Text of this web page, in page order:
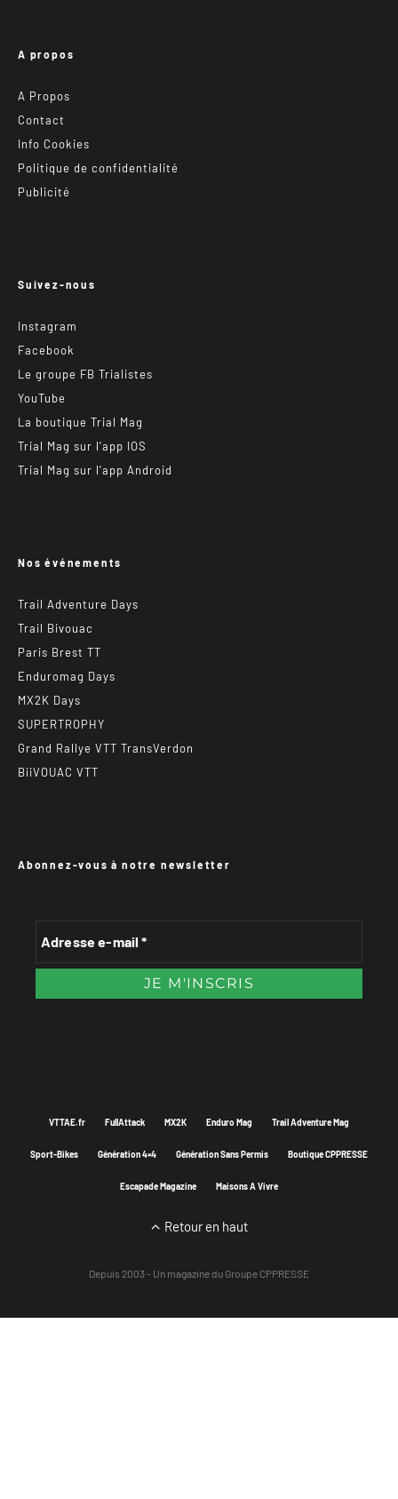
A propos
A Propos
Contact
Info Cookies
Politique de confidentialité
Publicité
Suivez-nous
Instagram
Facebook
Le groupe FB Trialistes
YouTube
La boutique Trial Mag
Trial Mag sur l’app IOS
Trial Mag sur l’app Android
Nos événements
Trail Adventure Days
Trail Bivouac
Paris Brest TT
Enduromag Days
MX2K Days
SUPERTROPHY
Grand Rallye VTT TransVerdon
BiiVOUAC VTT
Abonnez-vous à notre newsletter
VTTAE.fr FullAttack MX2K Enduro Mag Trail Adventure Mag
Sport-Bikes Génération 4×4 Génération Sans Permis Boutique CPPRESSE
Escapade Magazine Maisons A Vivre
Retour en haut
Depuis 2003 - Un magazine du Groupe CPPRESSE